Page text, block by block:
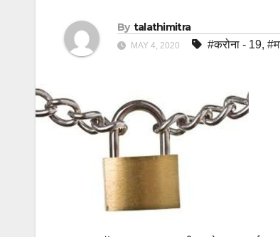
By talathimitra
MAY 4, 2020 #करोना - 19,